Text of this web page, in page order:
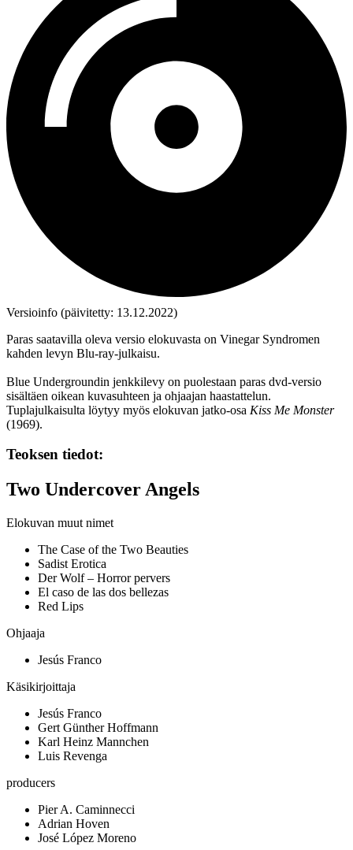
Versioinfo (päivitetty: 13.12.2022)
Paras saatavilla oleva versio elokuvasta on Vinegar Syndromen
kahden levyn Blu‑ray‑julkaisu.
Blue Undergroundin jenkkilevy on puolestaan paras dvd‑versio
sisältäen oikean kuvasuhteen ja ohjaajan haastattelun.
Tuplajulkaisulta löytyy myös elokuvan jatko‑osa Kiss Me Monster
(1969).
Teoksen tiedot:
Two Undercover Angels
Elokuvan muut nimet
The Case of the Two Beauties
Sadist Erotica
Der Wolf – Horror pervers
El caso de las dos bellezas
Red Lips
Ohjaaja
Jesús Franco
Käsikirjoittaja
Jesús Franco
Gert Günther Hoffmann
Karl Heinz Mannchen
Luis Revenga
producers
Pier A. Caminnecci
Adrian Hoven
José López Moreno